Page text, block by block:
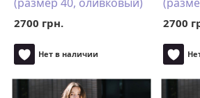
2700 грн.
Нет в наличии
2700